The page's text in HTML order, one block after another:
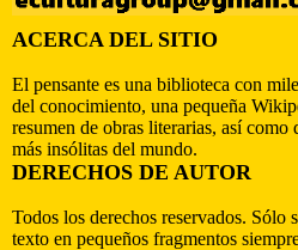
ACERCA DEL SITIO
El pensante es una biblioteca con
del conocimiento, una pequeña
resumen de obras literarias, así como
más insólitas del mundo.
DERECHOS DE AUTOR
Todos los derechos reservados. Sólo
texto en pequeños fragmentos